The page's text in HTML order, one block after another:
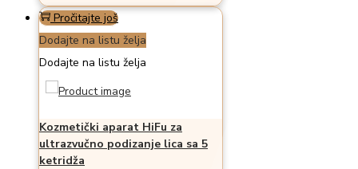
Pročitajte još
Dodajte na listu želja
Dodajte na listu želja
Kozmetički aparat HiFu za
ultrazvučno podizanje lica sa 5
ketridža